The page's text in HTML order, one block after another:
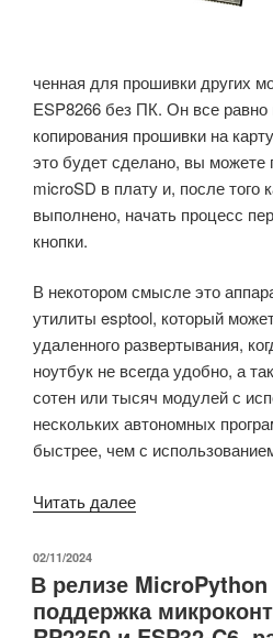
ченная для прошивки других
ESP8266 без ПК. Он все
копирования прошивки на
это будет сделано, вы можете
microSD в плату и, после того
выполнено, начать процесс
кнопки.
В некотором смысле это
утилиты esptool, который
удаленного развертывания,
ноутбук не всегда удобно, а
сотен или тысяч модулей с
нескольких автономных
быстрее, чем с
Читать далее«Оффлайн-
прошивает
модули
ESP32
ОПУБЛИКОВАНО
02/11/2024
В релизе
​​поддержка